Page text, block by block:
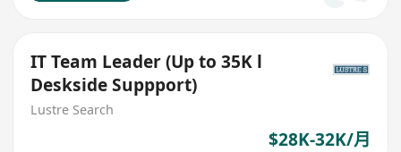
IT Team Leader (Up to 35K l
Deskside Suppport)
Lustre Search
$28K-32K/月